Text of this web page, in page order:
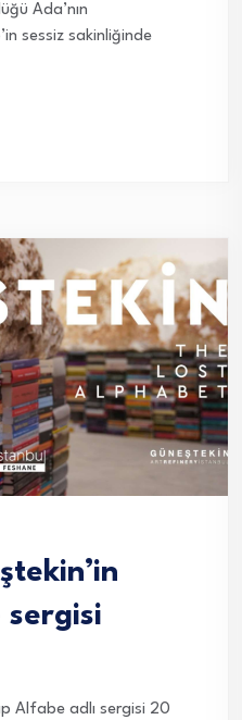
Ada’nın
sessiz sakinliğinde
sergisi
Alfabe adlı sergisi 20